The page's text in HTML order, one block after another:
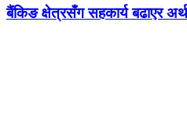
बैंकिङ क्षेत्रसँग सहकार्य बढाएर